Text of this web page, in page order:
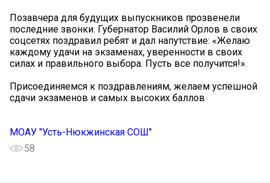
Позавчера для будущих выпускников прозвенели
последние звонки. Губернатор Василий Орлов в своих
соцсетях поздравил ребят и дал напутствие: «Желаю
каждому удачи на экзаменах, уверенности в своих
силах и правильного выбора. Пусть все получится!».
Присоединяемся к поздравлениям, желаем успешной
сдачи экзаменов и самых высоких баллов ️
МОАУ "Усть-Нюкжинская СОШ"
58